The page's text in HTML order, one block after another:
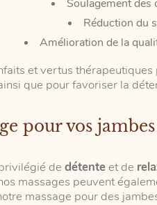
Soulagement des
Réduction du
Amélioration de la
et vertus
que pour favoriser la
pour vos
de détente et de
massages peuvent
massage pour des